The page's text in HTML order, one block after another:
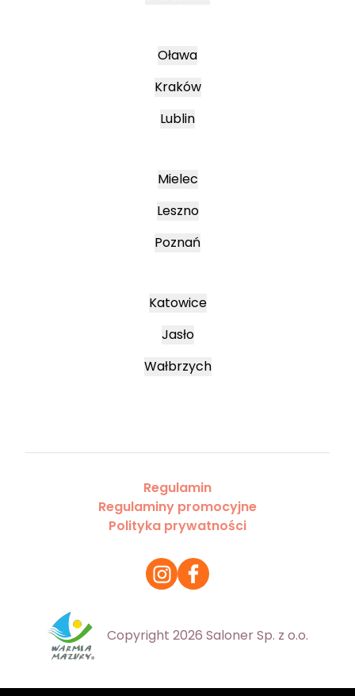
Oława
Kraków
Lublin
Mielec
Leszno
Poznań
Katowice
Jasło
Wałbrzych
Regulamin
Regulaminy promocyjne
Polityka prywatności
Copyright 2026 Saloner Sp. z o.o.